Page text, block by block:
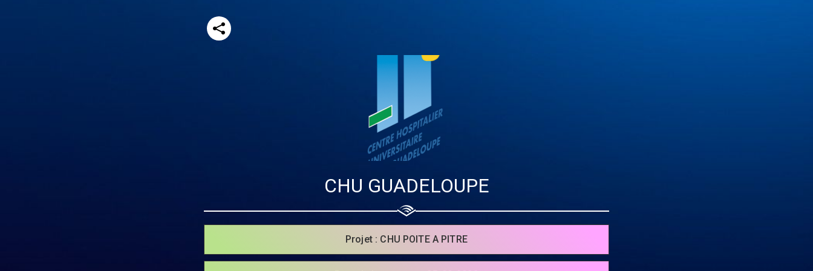
CHU GUADELOUPE
Projet : CHU POITE A PITRE
Share your page
Share on Facebook
Subscribe page